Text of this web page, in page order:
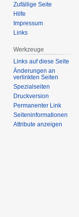
Zufällige Seite
Hilfe
Impressum
Links
Werkzeuge
Links auf diese Seite
Änderungen an
verlinkten Seiten
Spezialseiten
Druckversion
Permanenter Link
Seiten­­informationen
Attribute anzeigen